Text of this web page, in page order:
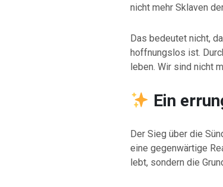
nicht mehr Sklaven
Das bedeutet nicht,
hoffnungslos ist.
leben. Wir sind nicht
Ein
Der Sieg über die
eine gegenwärtige
lebt, sondern die